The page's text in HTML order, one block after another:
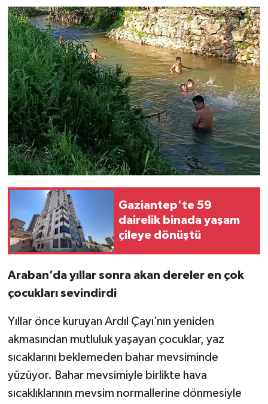
Gaziantep'te 59
dairelik binada yaşam
çileye dönüştü
Araban’da yıllar sonra akan dereler en çok
çocukları sevindirdi
Yıllar önce kuruyan Ardıl Çayı’nın yeniden
akmasından mutluluk yaşayan çocuklar, yaz
sıcaklarını beklemeden bahar mevsiminde
yüzüyor. Bahar mevsimiyle birlikte hava
sıcaklıklarının mevsim normallerine dönmesiyle
Sağlık
Sinemalar
Siyaset
Spor
Teknoloji
Türkiye
Video Haber
Yaşam
Yeme-İçme
Yemek